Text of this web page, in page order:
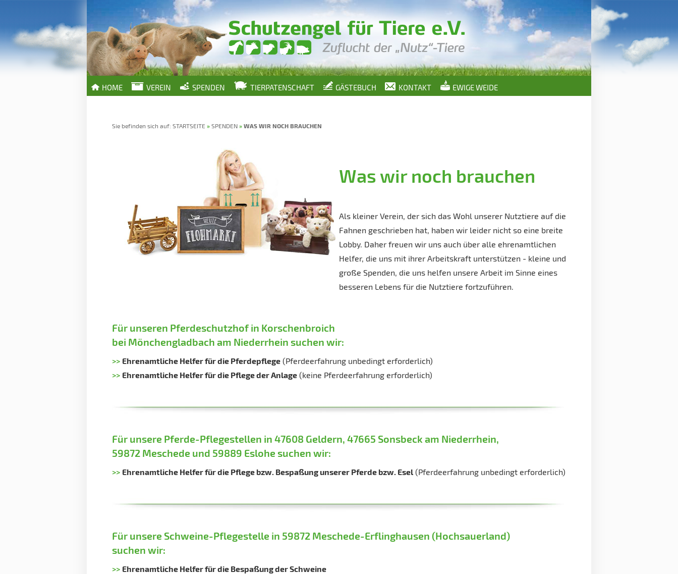
HOME VEREIN SPENDEN TIERPATENSCHAFT GÄSTEBUCH KONTAKT EWIGE WEIDE
Sie befinden sich auf: STARTSEITE » SPENDEN » WAS WIR NOCH BRAUCHEN
Was wir noch brauchen
Als kleiner Verein, der sich das Wohl unserer Nutztiere auf die
Fahnen geschrieben hat, haben wir leider nicht so eine breite
Lobby. Daher freuen wir uns auch über alle ehrenamtlichen
Helfer, die uns mit ihrer Arbeitskraft unterstützen - kleine und
große Spenden, die uns helfen unsere Arbeit im Sinne eines
besseren Lebens für die Nutztiere fortzuführen.
Für unseren Pferdeschutzhof in Korschenbroich
bei Mönchengladbach am Niederrhein suchen wir:
>> Ehrenamtliche Helfer für die Pferdepflege (Pferdeerfahrung unbedingt erforderlich)
>> Ehrenamtliche Helfer für die Pflege der Anlage (keine Pferdeerfahrung erforderlich)
Für unsere Pferde-Pflegestellen in 47608 Geldern, 47665 Sonsbeck am Niederrhein,
59872 Meschede und 59889 Eslohe suchen wir:
>> Ehrenamtliche Helfer für die Pflege bzw. Bespaßung unserer Pferde bzw. Esel (Pferdeerfahrung unbedingt erforderlich)
Für unsere Schweine-Pflegestelle in 59872 Meschede-Erflinghausen (Hochsauerland)
suchen wir:
>> Ehrenamtliche Helfer für die Bespaßung der Schweine